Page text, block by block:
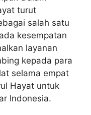
turut
salah satu
kesempatan
layanan
kepada para
selama empat
Hayat untuk
Indonesia.